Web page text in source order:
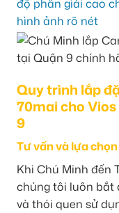
Quy trình lắp
70mai cho
9
Tư vấn và lựa
Khi Chú Minh đến
chúng tôi luôn bắt
và thói quen sử